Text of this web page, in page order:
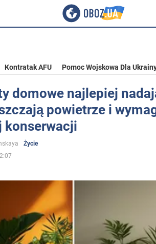
Kontratak AFU Pomoc Wojskowa Dla
domowe najlepiej
powietrze i
konserwacji
Życie